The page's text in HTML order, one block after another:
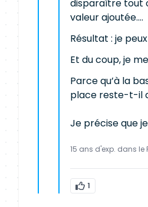
disparaître tout
valeur ajoutée....
Résultat : je
Et du coup, je
Parce qu’à la
place reste-t-il
Je précise que
15 ans d'exp. dans le
1